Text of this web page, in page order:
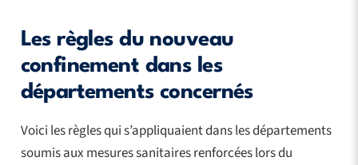
Les règles du nouveau
confinement dans les
départements concernés
Voici les règles qui s’appliquaient dans les départements
soumis aux mesures sanitaires renforcées lors du